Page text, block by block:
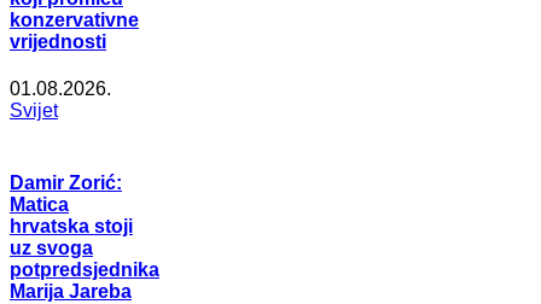
konzervativne
vrijednosti
01.08.2026.
Svijet
Damir Zorić:
Matica
hrvatska stoji
uz svoga
potpredsjednika
Marija Jareba